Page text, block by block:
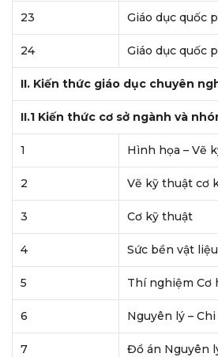
23 Giáo dục quốc
24 Giáo dục quốc
II. Kiến thức giáo dục chuyên
II.1 Kiến thức cơ sở ngành và
1 Hình họa – Vẽ
2 Vẽ kỹ thuật cơ
3 Cơ kỹ thuật
4 Sức bền vật liệu
5 Thí nghiệm Cơ
6 Nguyên lý –
7 Đồ án Nguyên